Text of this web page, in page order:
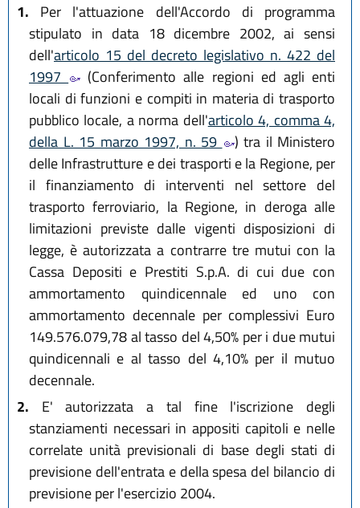
1. Per l'attuazione dell'Accordo di programma
stipulato in data 18 dicembre 2002, ai sensi
dell'articolo 15 del decreto legislativo n. 422 del
1997
(Conferimento alle regioni ed agli enti
locali di funzioni e compiti in materia di trasporto
pubblico locale, a norma dell'articolo 4, comma 4,
della L. 15 marzo 1997, n. 59
) tra il Ministero
delle Infrastrutture e dei trasporti e la Regione, per
il finanziamento di interventi nel settore del
trasporto ferroviario, la Regione, in deroga alle
limitazioni previste dalle vigenti disposizioni di
legge, è autorizzata a contrarre tre mutui con la
Cassa Depositi e Prestiti S.p.A. di cui due con
ammortamento quindicennale ed uno con
ammortamento decennale per complessivi Euro
149.576.079,78 al tasso del 4,50% per i due mutui
quindicennali e al tasso del 4,10% per il mutuo
decennale.
2. E' autorizzata a tal fine l'iscrizione degli
stanziamenti necessari in appositi capitoli e nelle
correlate unità previsionali di base degli stati di
previsione dell'entrata e della spesa del bilancio di
previsione per l'esercizio 2004.